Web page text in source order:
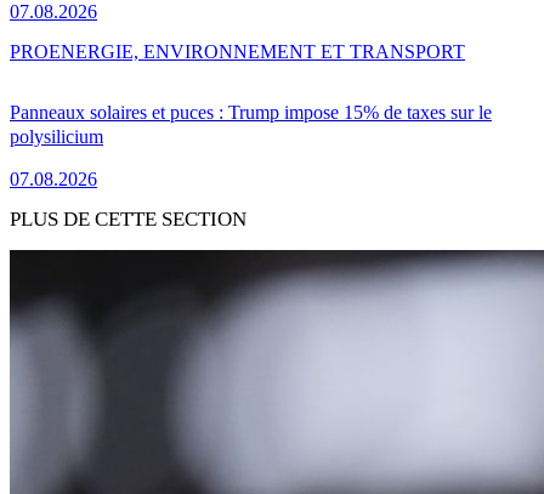
07.08.2026
Panneaux solaires et puces : Trump impose 15% de taxes sur le
polysilicium
07.08.2026
PROENERGIE, ENVIRONNEMENT ET TRANSPORT
PLUS DE CETTE SECTION